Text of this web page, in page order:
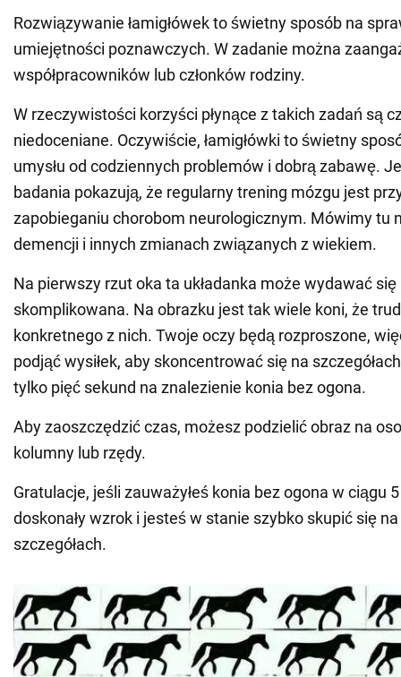
Rozwiązywanie łamigłówek to świetny sposób na
umiejętności poznawczych. W zadanie można
współpracowników lub członków rodziny.
W rzeczywistości korzyści płynące z takich zadań są
niedoceniane. Oczywiście, łamigłówki to świetny
umysłu od codziennych problemów i dobrą zabawę.
badania pokazują, że regularny trening mózgu jest
zapobieganiu chorobom neurologicznym. Mówimy tu
demencji i innych zmianach związanych z wiekiem.
Na pierwszy rzut oka ta układanka może wydawać się
skomplikowana. Na obrazku jest tak wiele koni, że
konkretnego z nich. Twoje oczy będą rozproszone,
podjąć wysiłek, aby skoncentrować się na
tylko pięć sekund na znalezienie konia bez ogona.
Aby zaoszczędzić czas, możesz podzielić obraz na
kolumny lub rzędy.
Gratulacje, jeśli zauważyłeś konia bez ogona w ciągu
doskonały wzrok i jesteś w stanie szybko skupić się
szczegółach.